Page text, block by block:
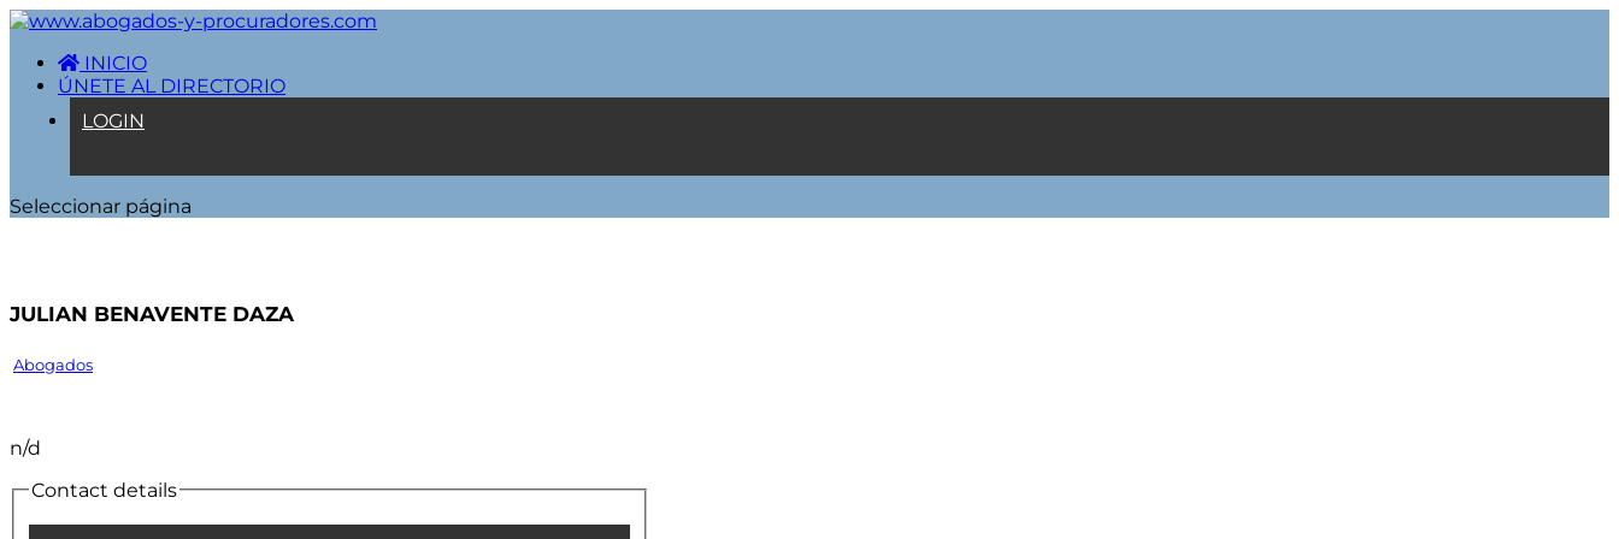
INICIO
ÚNETE AL DIRECTORIO
LOGIN
Seleccionar página
JULIAN BENAVENTE DAZA
Abogados
n/d
Contact details